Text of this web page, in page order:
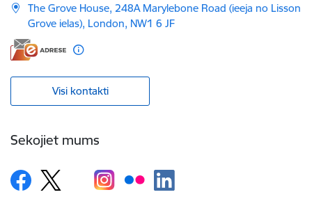
The Grove House, 248A Marylebone Road (ieeja no Lisson
Grove ielas), London, NW1 6 JF
Visi kontakti
Sekojiet mums